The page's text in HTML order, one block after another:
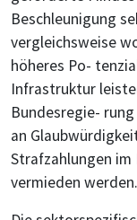
Beschleunigung
vergleichsweise
höheres Po-
Infrastruktur
Bundesregie-
an
Strafzahlungen im
vermieden werden.